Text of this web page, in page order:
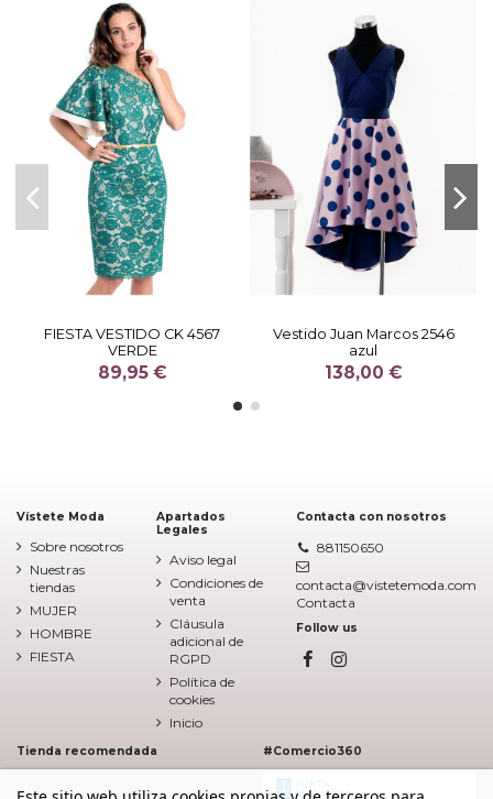
FIESTA VESTIDO CK 4567
VERDE
89,95 €
Vestido Juan Marcos 2546
azul
138,00 €
Vístete Moda
Sobre nosotros
Nuestras
tiendas
MUJER
HOMBRE
FIESTA
Apartados
Legales
Aviso legal
Condiciones de
venta
Cláusula
adicional de
RGPD
Política de
cookies
Inicio
Contacta con nosotros
881150650
contacta@vistetemoda.com
Contacta
Follow us
Tienda recomendada #Comercio360